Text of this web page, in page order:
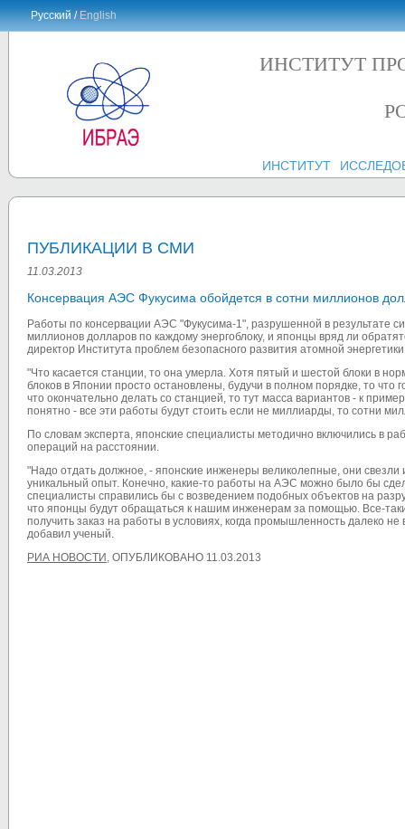
Русский /English
ИНСТИТУТ
ИНСТИТУТ
ПУБЛИКАЦИИ В СМИ
11.03.2013
Консервация АЭС Фукусима обойдется в сотни миллионов
Работы по консервации АЭС "Фукусима-1", разрушенной в результате
миллионов долларов по каждому энергоблоку, и японцы вряд ли
директор Института проблем безопасного развития атомной
"Что касается станции, то она умерла. Хотя пятый и шестой блоки в
блоков в Японии просто остановлены, будучи в полном порядке, то что
что окончательно делать со станцией, то тут масса вариантов - к
понятно - все эти работы будут стоить если не миллиарды, то сотни
По словам эксперта, японские специалисты методично включились в
операций на расстоянии.
"Надо отдать должное, - японские инженеры великолепные, они
уникальный опыт. Конечно, какие-то работы на АЭС можно было бы
специалисты справились бы с возведением подобных объектов на
что японцы будут обращаться к нашим инженерам за помощью. Все-
получить заказ на работы в условиях, когда промышленность далеко
добавил ученый.
РИА НОВОСТИ , ОПУБЛИКОВАНО 11.03.2013